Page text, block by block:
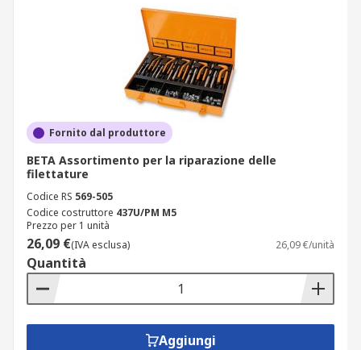
Fornito dal produttore
BETA Assortimento per la riparazione delle
filettature
Codice RS 569-505
Codice costruttore 437U/PM M5
Prezzo per 1 unità
26,09 €(IVA esclusa) 26,09 €/unità
Quantità
Aggiungi